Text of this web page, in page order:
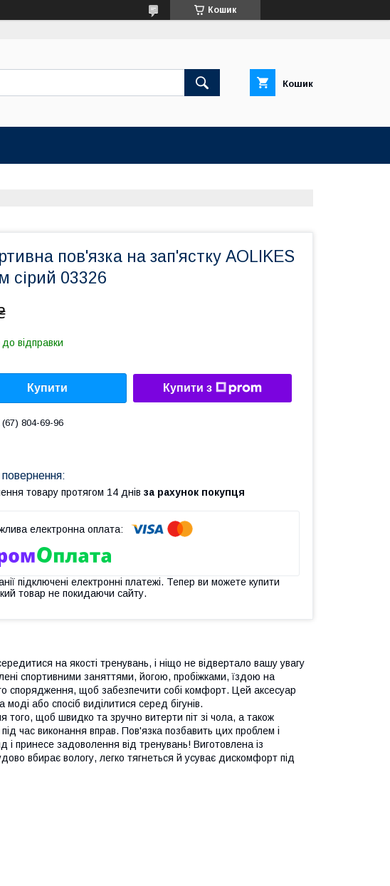
Кошик
Кошик
пов'язка на зап'ястку AOLIKES
сірий 03326
відправки
Купити Купити з
(67) 804-69-96
товару протягом 14 днів за рахунок покупця
підключені електронні платежі. Тепер ви можете купити
товар не покидаючи сайту.
на якості тренувань, і ніщо не відвертало вашу увагу
спортивними заняттями, йогою, пробіжками, їздою на
спорядження, щоб забезпечити собі комфорт. Цей аксесуар
або спосіб виділитися серед бігунів.
того, щоб швидко та зручно витерти піт зі чола, а також
час виконання вправ. Пов'язка позбавить цих проблем і
і принесе задоволення від тренувань! Виготовлена із
вбирає вологу, легко тягнеться й усуває дискомфорт під